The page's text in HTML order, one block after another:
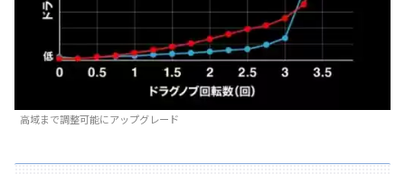
高域まで調整可能にアップグレード